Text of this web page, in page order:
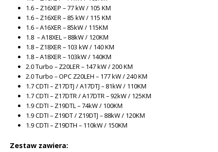
1.6 – Z16XEP – 77 kW / 105 KM
1.6 – Z16XER – 85 kW / 115 KM
1.6 – A16XER – 85kW / 115KM
1.8 – A18XEL – 88kW / 120KM
1.8 – Z18XER – 103 kW / 140 KM
1.8 – A18XER – 103kW / 140KM
2.0 Turbo – Z20LER – 147 kW / 200 KM
2.0 Turbo – OPC Z20LEH – 177 kW / 240 KM
1.7 CDTI – Z17DTJ / A17DTJ – 81kW / 110KM
1.7 CDTI – Z17DTR / A17DTR – 92kW / 125KM
1.9 CDTI – Z19DTL – 74kW / 100KM
1.9 CDTI – Z19DT / Z19DTJ – 88kW / 120KM
1.9 CDTI – Z19DTH – 110kW / 150KM
Zestaw zawiera: